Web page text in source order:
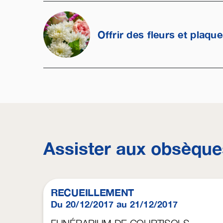
Offrir des fleurs et
Assister aux
RECUEILLEMENT
Du 20/12/2017 au 21/12/2017